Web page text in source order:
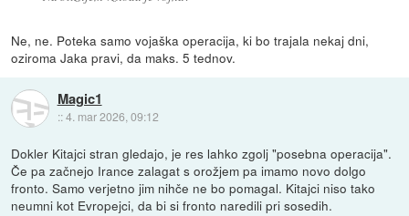
Ne, ne. Poteka samo vojaška operacija, ki bo trajala nekaj dni,
oziroma Jaka pravi, da maks. 5 tednov.
Magic1
::4. mar 2026, 09:12
Dokler Kitajci stran gledajo, je res lahko zgolj "posebna operacija".
Če pa začnejo Irance zalagat s orožjem pa imamo novo dolgo
fronto. Samo verjetno jim nihče ne bo pomagal. Kitajci niso tako
neumni kot Evropejci, da bi si fronto naredili pri sosedih.